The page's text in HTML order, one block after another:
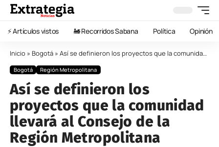
⚡️ Artículos vistos 🚂 Recorridos Sabana Política Opinión
Inicio » Bogotá » Así se definieron los proyectos que la comunidad llevará al Consejo de la Región Metropolitana
Bogotá Región Metropolitana
Así se definieron los
proyectos que la comunidad
llevará al Consejo de la
Región Metropolitana